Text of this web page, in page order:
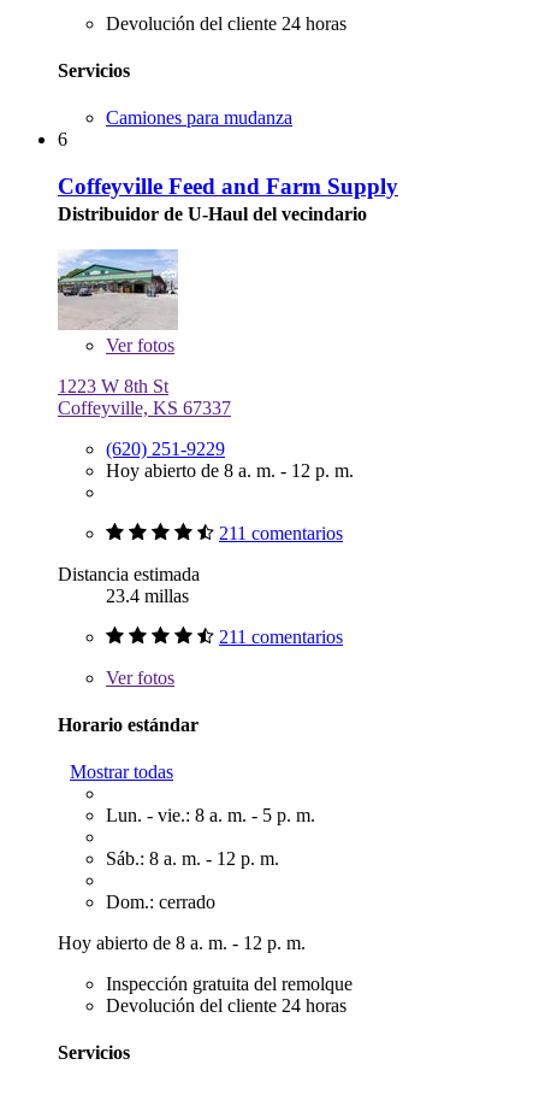
Devolución del cliente 24 horas
Servicios
Camiones para mudanza
6
Coffeyville Feed and Farm Supply
Distribuidor de U-Haul del vecindario
Verfotos
1223 W 8th St
Coffeyville, KS 67337
(620) 251-9229
Hoy abierto de 8 a. m. - 12 p. m.
211 comentarios
Distancia estimada
23.4 millas
211 comentarios
Verfotos
Horario estándar
Mostrar todas
Lun. - vie.: 8 a. m. - 5 p. m.
Sáb.: 8 a. m. - 12 p. m.
Dom.: cerrado
Hoy abierto de 8 a. m. - 12 p. m.
Inspección gratuita del remolque
Devolución del cliente 24 horas
Servicios